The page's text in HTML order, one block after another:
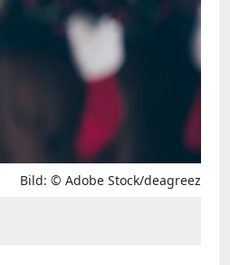
Bild: © Adobe Stock/deagreez